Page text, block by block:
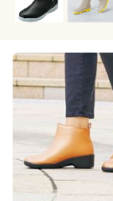
会員メニュー
マイページ
閲覧履歴
お気に入り
サポート
こだわり条件
素材
機
テ